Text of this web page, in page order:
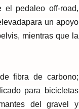
el pedaleo off-road,
para un apoyo
mientras que la
fibra de carbono;
para bicicletas
del gravel y